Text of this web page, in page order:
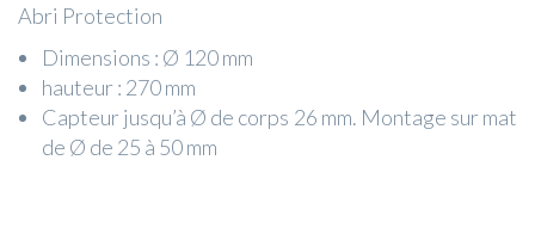
Abri Protection
Dimensions : Ø 120 mm
hauteur : 270 mm
Capteur jusqu’à Ø de corps 26 mm. Montage sur mat
de Ø de 25 à 50 mm